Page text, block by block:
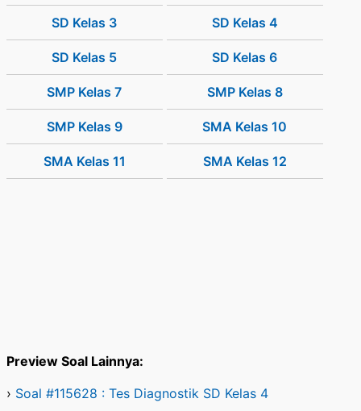
SD Kelas 3 SD Kelas 4
SD Kelas 5 SD Kelas 6
SMP Kelas 7 SMP Kelas 8
SMP Kelas 9 SMA Kelas 10
SMA Kelas 11 SMA Kelas 12
Preview Soal Lainnya:
› Soal #115628 : Tes Diagnostik SD Kelas 4